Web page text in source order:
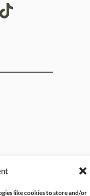
like cookies to store and/or